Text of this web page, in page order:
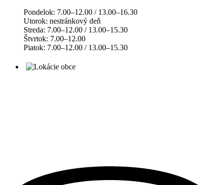
Pondelok: 7.00–12.00 / 13.00–16.30
Utorok: nestránkový deň
Streda: 7.00–12.00 / 13.00–15.30
Štvrtok: 7.00–12.00
Piatok: 7.00–12.00 / 13.00–15.30